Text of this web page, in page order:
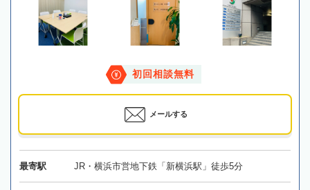
初回相談無料
メールする
最寄駅 JR・横浜市営地下鉄「新横浜駅」徒歩5分